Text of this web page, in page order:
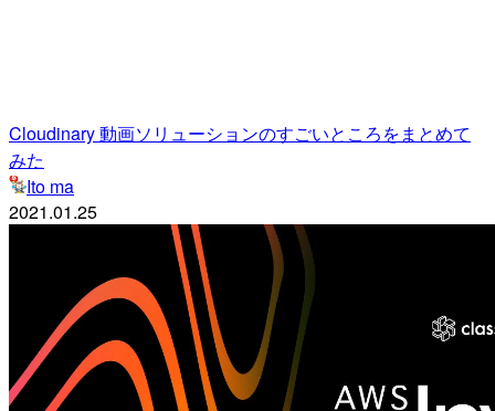
Cloudinary 動画ソリューションのすごいところをまとめて
みた
Ito ma
2021.01.25